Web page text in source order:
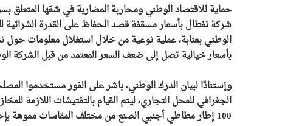
حماية للاقتصاد الوطني ومحاربة المضاربة في شقها
شركة نفطال بأسعار مسقفة قصد الحفاظ على القدرة
الوطني بعنابة، عملية نوعية من خلال استغلال معلومات حول
بأسعار خيالية تصل إلى ضعف السعر المعتمد من قبل الشركة
وإستنادًا لبيان الدرك الوطني، باشر على الفور مستخدموا
الجغرافي للمحل التجاري، ليتم القيام بالتفتيشات اللازمة
100 إطار مطاطي أجنبي الصنع من مختلف المقاسات مموهة بإحكام داخل المخزن.